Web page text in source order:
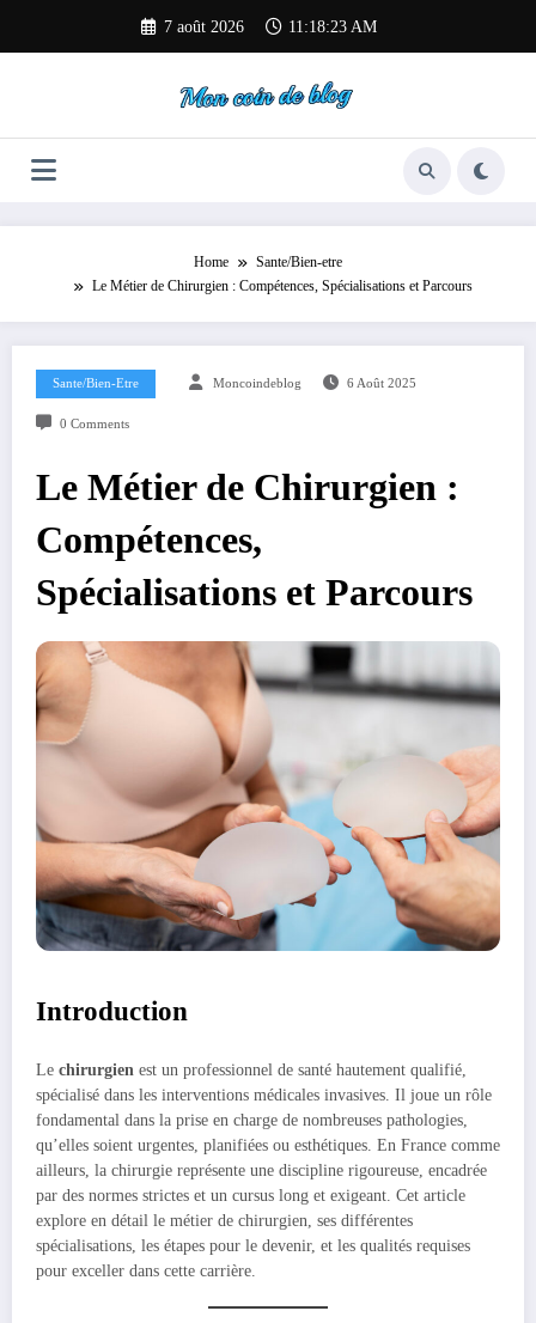
contenu
7 août 2026 11:18:24 AM
Home
Sante/Bien-etre
Le Métier de Chirurgien : Compétences, Spécialisations et Parcours
Sante/Bien-Etre Moncoindeblog 6 Août 2025
0 Comments
Le Métier de Chirurgien :
Compétences,
Spécialisations et Parcours
Introduction
Le chirurgien est un professionnel de santé hautement qualifié,
spécialisé dans les interventions médicales invasives. Il joue un rôle
fondamental dans la prise en charge de nombreuses pathologies,
qu’elles soient urgentes, planifiées ou esthétiques. En France comme
ailleurs, la chirurgie représente une discipline rigoureuse, encadrée
par des normes strictes et un cursus long et exigeant. Cet article
explore en détail le métier de chirurgien, ses différentes
spécialisations, les étapes pour le devenir, et les qualités requises
pour exceller dans cette carrière.